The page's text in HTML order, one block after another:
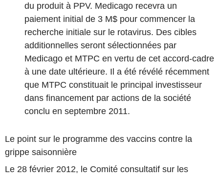
du produit à PPV. Medicago recevra un
paiement initial de 3 M$ pour commencer la
recherche initiale sur le rotavirus. Des cibles
additionnelles seront sélectionnées par
Medicago et MTPC en vertu de cet accord-cadre
à une date ultérieure. Il a été révélé récemment
que MTPC constituait le principal investisseur
dans financement par actions de la société
conclu en septembre 2011.
Le point sur le programme des vaccins contre la
grippe saisonnière
Le 28 février 2012, le Comité consultatif sur les